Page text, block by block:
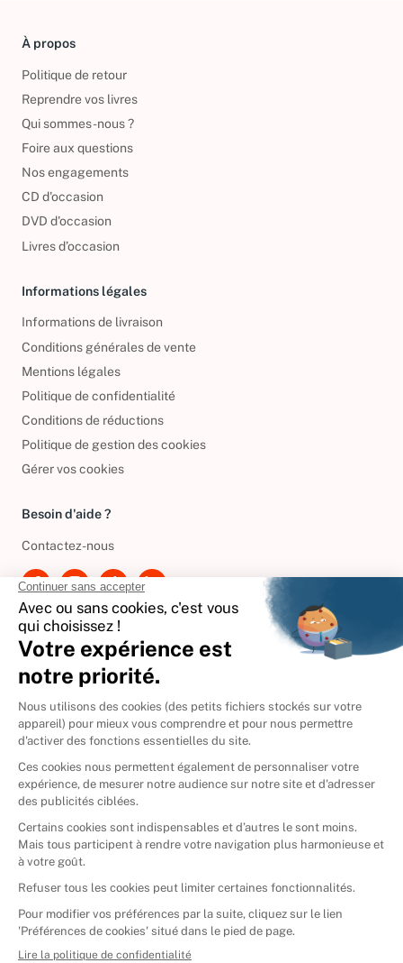
À propos
Politique de retour
Reprendre vos livres
Qui sommes-nous ?
Foire aux questions
Nos engagements
CD d'occasion
DVD d'occasion
Livres d’occasion
Informations légales
Informations de livraison
Conditions générales de vente
Mentions légales
Politique de confidentialité
Conditions de réductions
Politique de gestion des cookies
Gérer vos cookies
Besoin d'aide ?
Contactez-nous
International
🇪🇸Espagne
🇩🇪Allemagne
🇮🇹 Italie